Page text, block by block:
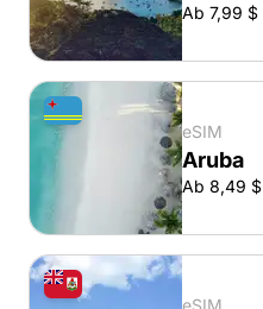
Ab 7,99 $
eSIM
Aruba
Ab 8,49 $
eSIM